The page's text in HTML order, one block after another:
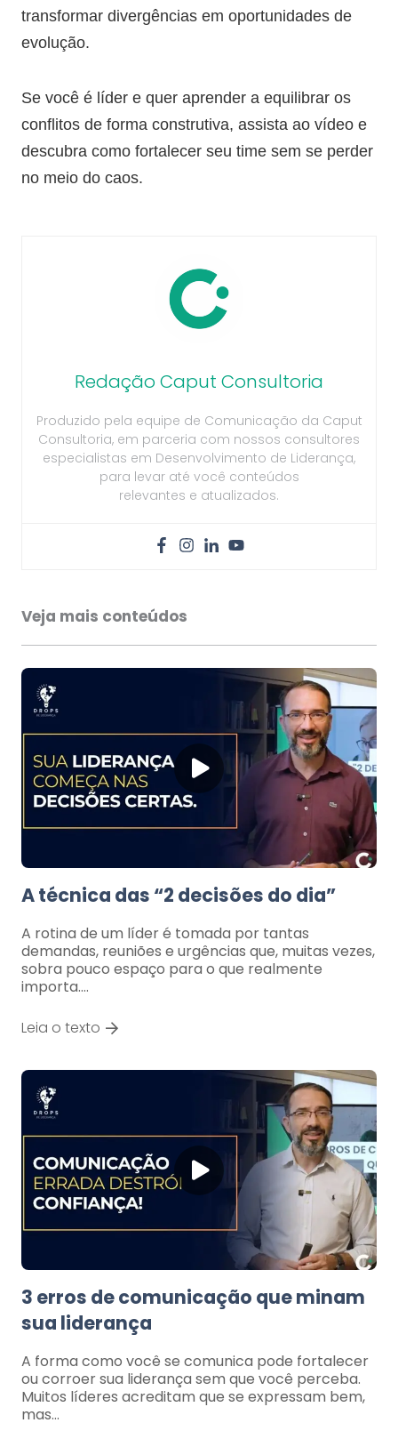
transformar divergências em oportunidades de
evolução.
Se você é líder e quer aprender a equilibrar os
conflitos de forma construtiva, assista ao vídeo e
descubra como fortalecer seu time sem se perder
no meio do caos.
Redação Caput Consultoria
Produzido pela equipe de Comunicação da Caput
Consultoria, em parceria com nossos consultores
especialistas em Desenvolvimento de Liderança,
para levar até você conteúdos
relevantes e atualizados.
Veja mais conteúdos
A técnica das “2 decisões do dia”
A rotina de um líder é tomada por tantas
demandas, reuniões e urgências que, muitas vezes,
sobra pouco espaço para o que realmente
importa.…
Leia o texto
3 erros de comunicação que minam
sua liderança
A forma como você se comunica pode fortalecer
ou corroer sua liderança sem que você perceba.
Muitos líderes acreditam que se expressam bem,
mas…